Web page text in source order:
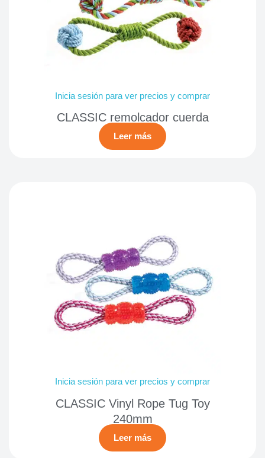
Inicia sesión para ver precios y comprar
CLASSIC remolcador cuerda
Leer más
Inicia sesión para ver precios y comprar
CLASSIC Vinyl Rope Tug Toy
240mm
Leer más